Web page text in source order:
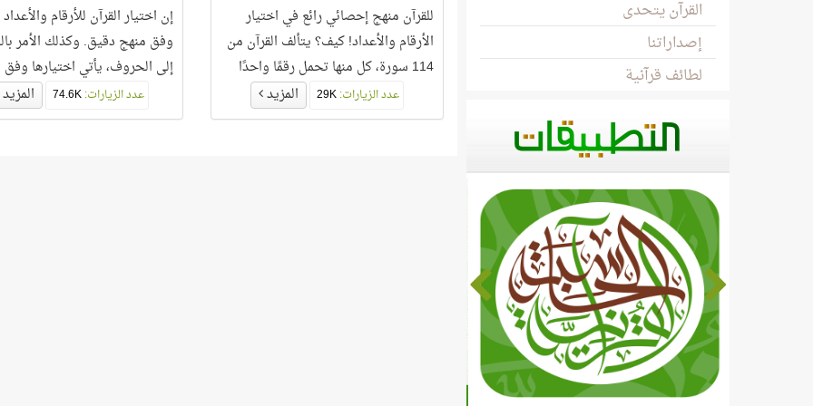
القرآن يتحدى
إصداراتنا
لطائف قرآنية
للقرآن منهج إحصائي رائع في اختيار
الأرقام والأعداد! كيف؟ يتألف القرآن من
114 سورة، كل منها تحمل رقمًا واحدًا
يدل على ترتيبها في المصحف، وبذلك
يكون لدينا سلسلة الأرقام والأعداد من 1
عدد الزيارات: المزيد
إن اختيار القرآن للأرقام
وفق منهج دقيق. وكذلك الأمر
إلى الحروف، يأتي اختيارها وفق
محكم. وعدد الزيارات:74.6K